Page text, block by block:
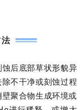
蚀后底部草状形貌异
不干净或刻蚀过程
聚合物生成环境或